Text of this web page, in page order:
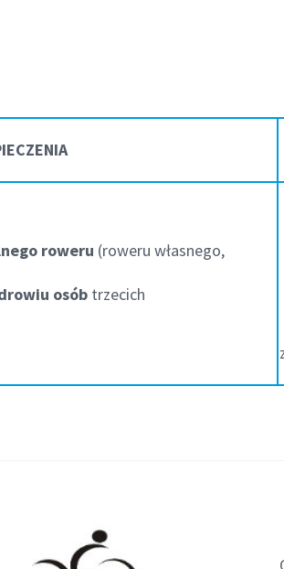
roweru (roweru własnego,
osób trzecich